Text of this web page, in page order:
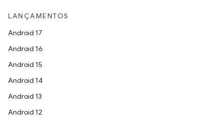
LANÇAMENTOS
Android 17
Android 16
Android 15
Android 14
Android 13
Android 12